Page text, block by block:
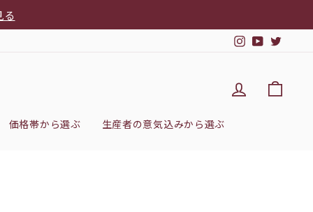
る
Instagram
YouTube
DEL'IMMO
価格帯から選ぶ 生産者の意気込みから選ぶ